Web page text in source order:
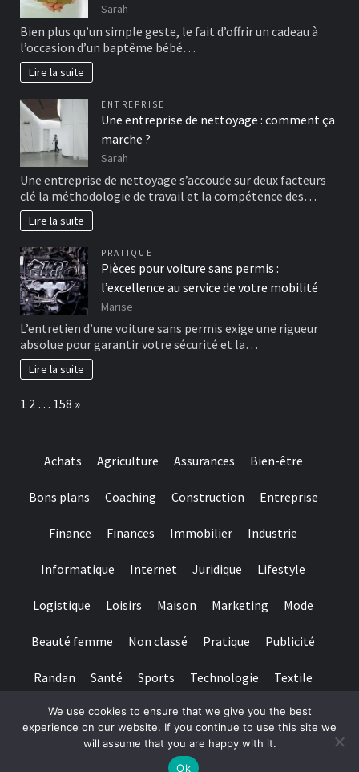
Sarah
Bien plus qu’un simple geste, le fait d’offrir un cadeau à
l’occasion d’un baptême bébé…
Lire la suite
ENTREPRISE
Une entreprise de nettoyage : comment ça
marche ?
Sarah
Une entreprise de nettoyage s’accoude sur deux facteurs
clé la méthodologie de travail et la compétence des…
Lire la suite
PRATIQUE
Pièces pour voiture sans permis :
l’excellence au service de votre mobilité
Marise
L’entretien d’une voiture sans permis exige une rigueur
absolue pour garantir votre sécurité et la…
Lire la suite
Page:
1 2 … 158 Next
»
Achats Agriculture Assurances Bien-être
Bons plans Coaching Construction Entreprise
Finance Finances Immobilier Industrie
Informatique Internet Juridique Lifestyle
Logistique Loisirs Maison Marketing Mode
Beauté femme Non classé Pratique Publicité
Randan Santé Sports Technologie Textile
Tourisme Transports Transports de personnes
Copyright © All rights reserved. |Magazine 7
We use cookies to ensure that we give you the best
experience on our website. If you continue to use this site we
will assume that you are happy with it.
Ok